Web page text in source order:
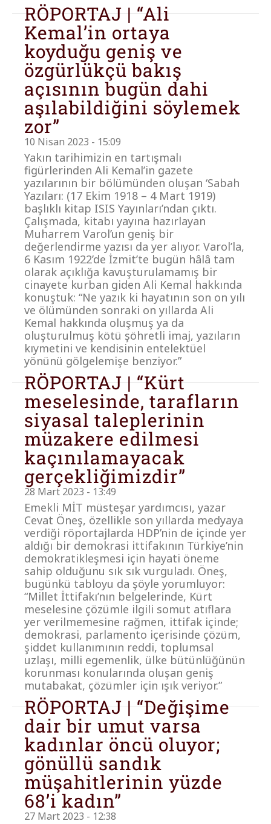
RÖPORTAJ | “Ali
Kemal’in ortaya
koyduğu geniş ve
özgürlükçü bakış
açısının bugün dahi
aşılabildiğini söylemek
zor”
10 Nisan 2023 - 15:09
Yakın tarihimizin en tartışmalı
figürlerinden Ali Kemal’in gazete
yazılarının bir bölümünden oluşan ‘Sabah
Yazıları: (17 Ekim 1918 – 4 Mart 1919)
başlıklı kitap ISIS Yayınları’ndan çıktı.
Çalışmada, kitabı yayına hazırlayan
Muharrem Varol’un geniş bir
değerlendirme yazısı da yer alıyor. Varol’la,
6 Kasım 1922’de İzmit’te bugün hâlâ tam
olarak açıklığa kavuşturulamamış bir
cinayete kurban giden Ali Kemal hakkında
konuştuk: “Ne yazık ki hayatının son on yılı
ve ölümünden sonraki on yıllarda Ali
Kemal hakkında oluşmuş ya da
oluşturulmuş kötü şöhretli imaj, yazıların
kıymetini ve kendisinin entelektüel
yönünü gölgelemişe benziyor.”
RÖPORTAJ | “Kürt
meselesinde, tarafların
siyasal taleplerinin
müzakere edilmesi
kaçınılamayacak
gerçekliğimizdir”
28 Mart 2023 - 13:49
Emekli MİT müsteşar yardımcısı, yazar
Cevat Öneş, özellikle son yıllarda medyaya
verdiği röportajlarda HDP’nin de içinde yer
aldığı bir demokrasi ittifakının Türkiye’nin
demokratikleşmesi için hayati öneme
sahip olduğunu sık sık vurguladı. Öneş,
bugünkü tabloyu da şöyle yorumluyor:
“Millet İttifakı’nın belgelerinde, Kürt
meselesine çözümle ilgili somut atıflara
yer verilmemesine rağmen, ittifak içinde;
demokrasi, parlamento içerisinde çözüm,
şiddet kullanımının reddi, toplumsal
uzlaşı, milli egemenlik, ülke bütünlüğünün
korunması konularında oluşan geniş
mutabakat, çözümler için ışık veriyor.”
RÖPORTAJ | “Değişime
dair bir umut varsa
kadınlar öncü oluyor;
gönüllü sandık
müşahitlerinin yüzde
68’i kadın”
27 Mart 2023 - 12:38